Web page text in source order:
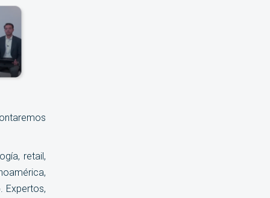
retail,
Expertos,